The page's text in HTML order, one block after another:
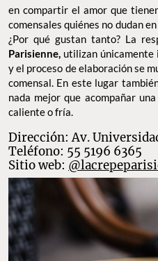
La Crêpe Parisienne
Son uno de los restaurantes
la Ciudad de México. Desde su
en compartir el amor que
comensales quiénes no dudan
¿Por qué gustan tanto? La
Parisienne, utilizan únicamente
y el proceso de elaboración se
nada mejor que acompañar una
caliente o fría.
Dirección: Av.
Teléfono: 55 5196 6365
Sitio web: